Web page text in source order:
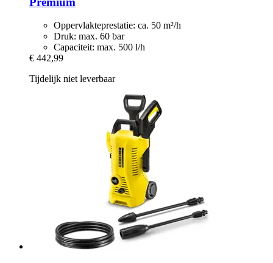
Oppervlakteprestatie: ca. 50 m²/h
Druk: max. 60 bar
Capaciteit: max. 500 l/h
€ 442,99
Tijdelijk niet leverbaar